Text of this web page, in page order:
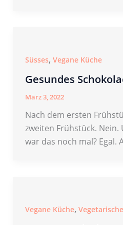
Süsses, Vegane Küche
Gesundes
März 3, 2022
Nach dem ersten
zweiten Frühstück. Nein.
war das noch mal? Egal.
Vegane Küche,